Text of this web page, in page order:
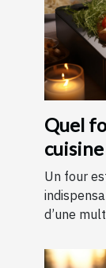
Quel
cuisine
Un four
d’une